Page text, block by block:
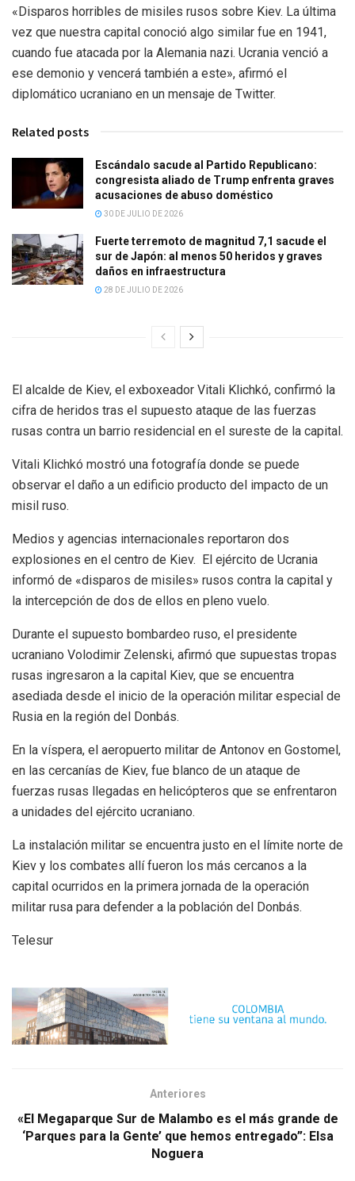
«Disparos horribles de misiles rusos sobre Kiev. La última
vez que nuestra capital conoció algo similar fue en 1941,
cuando fue atacada por la Alemania nazi. Ucrania venció a
ese demonio y vencerá también a este», afirmó el
diplomático ucraniano en un mensaje de Twitter.
Related posts
Escándalo sacude al Partido Republicano:
congresista aliado de Trump enfrenta graves
acusaciones de abuso doméstico
30 DE JULIO DE 2026
Fuerte terremoto de magnitud 7,1 sacude el
sur de Japón: al menos 50 heridos y graves
daños en infraestructura
28 DE JULIO DE 2026
El alcalde de Kiev, el exboxeador Vitali Klichkó, confirmó la
cifra de heridos tras el supuesto ataque de las fuerzas
rusas contra un barrio residencial en el sureste de la capital.
Vitali Klichkó mostró una fotografía donde se puede
observar el daño a un edificio producto del impacto de un
misil ruso.
Medios y agencias internacionales reportaron dos
explosiones en el centro de Kiev. El ejército de Ucrania
informó de «disparos de misiles» rusos contra la capital y
la intercepción de dos de ellos en pleno vuelo.
Durante el supuesto bombardeo ruso, el presidente
ucraniano Volodimir Zelenski, afirmó que supuestas tropas
rusas ingresaron a la capital Kiev, que se encuentra
asediada desde el inicio de la operación militar especial de
Rusia en la región del Donbás.
En la víspera, el aeropuerto militar de Antonov en Gostomel,
en las cercanías de Kiev, fue blanco de un ataque de
fuerzas rusas llegadas en helicópteros que se enfrentaron
a unidades del ejército ucraniano.
La instalación militar se encuentra justo en el límite norte de
Kiev y los combates allí fueron los más cercanos a la
capital ocurridos en la primera jornada de la operación
militar rusa para defender a la población del Donbás.
Telesur
Anteriores
«El Megaparque Sur de Malambo es el más grande de
‘Parques para la Gente’ que hemos entregado”: Elsa
Noguera